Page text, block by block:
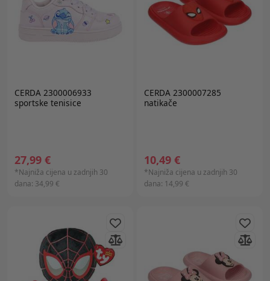
CERDA 2300006933
sportske tenisice
27,99 €
*Najniža cijena u zadnjih 30
dana: 34,99 €
CERDA 2300007285
natikače
10,49 €
*Najniža cijena u zadnjih 30
dana: 14,99 €